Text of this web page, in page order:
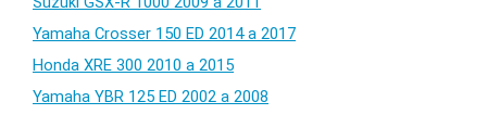
Yamaha Crosser 150 ED 2014 a 2017
Honda XRE 300 2010 a 2015
Yamaha YBR 125 ED 2002 a 2008